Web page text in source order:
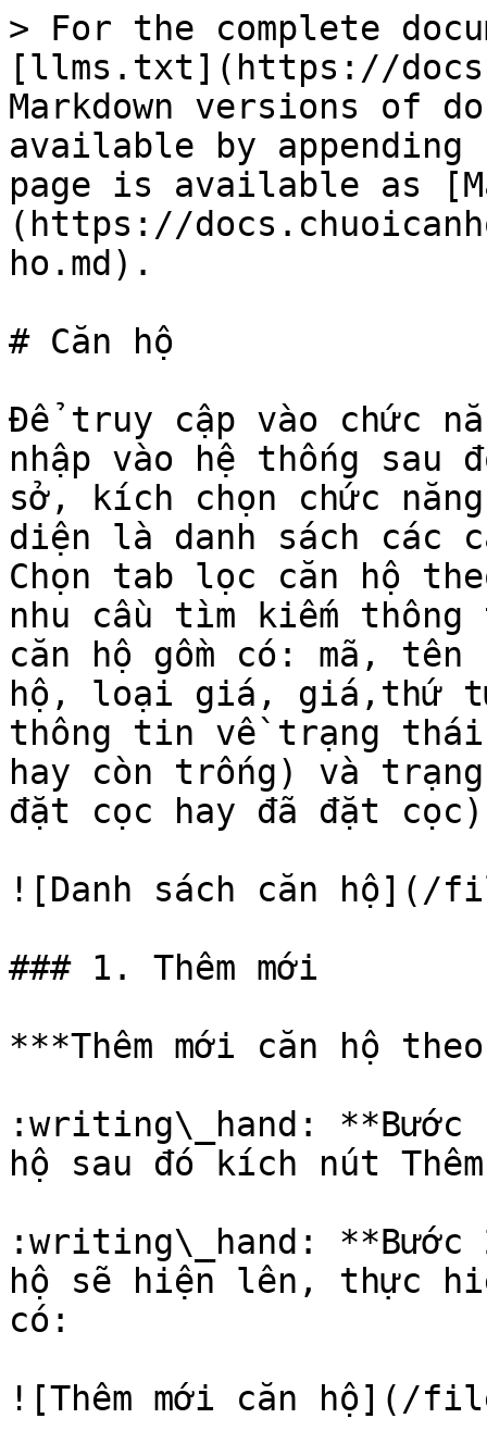
> For the complete
[llms.txt](https://
Markdown versions of
available by
page is available as
(https://
ho.md).
# Căn hộ
Để truy cập vào chức
nhập vào hệ thống sau
sở, kích chọn chức
diện là danh sách các
Chọn tab lọc căn hộ
nhu cầu tìm kiếm
căn hộ gồm có: mã,
hộ, loại giá, giá,thứ
thông tin về trạng thái
hay còn trống) và
đặt cọc hay đã đặt
![Danh sách căn hộ](/
### 1. Thêm mới
***Thêm mới căn hộ
:writing\_hand: **Bước
hộ sau đó kích nút
:writing\_hand: **Bước
hộ sẽ hiện lên, thực
có:
![Thêm mới căn hộ](/